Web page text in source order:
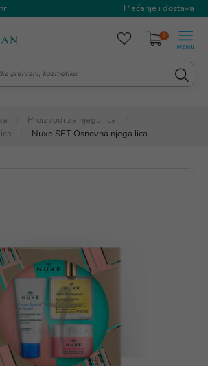
Plaćanje i dostava
0
Proizvodi za njegu lica
Nuxe SET Osnovna njega lica